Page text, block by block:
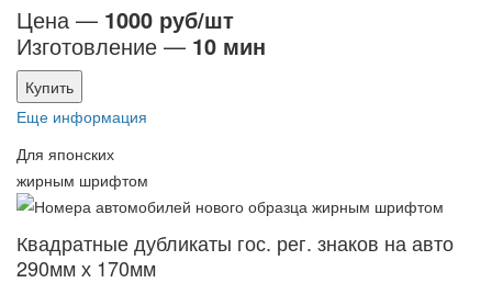
Цена — 1000 руб/шт
Изготовление — 10 мин
Купить
Еще информация
Для японских
жирным шрифтом
Квадратные дубликаты гос. рег. знаков на авто
290мм х 170мм